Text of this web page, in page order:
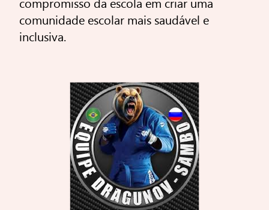
compromisso da escola em criar uma
comunidade escolar mais saudável e
inclusiva.